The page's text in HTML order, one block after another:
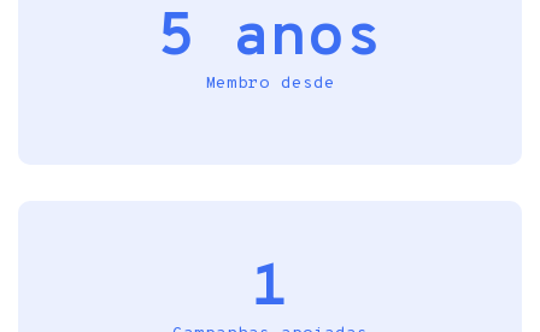
5 anos
Membro desde
1